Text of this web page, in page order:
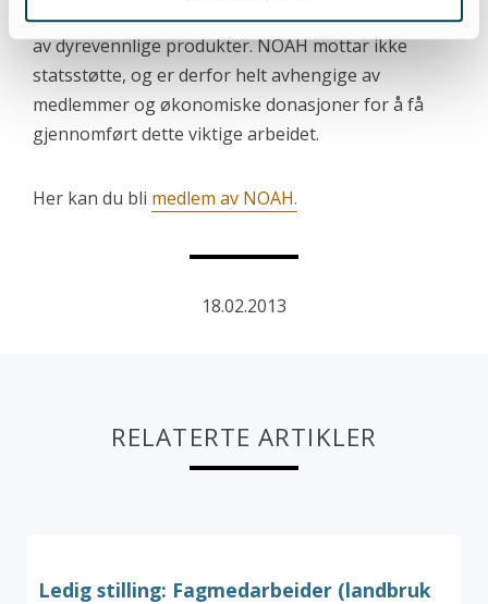
annet å spre informasjon om og fremme økt tilbud
av dyrevennlige produkter. NOAH mottar ikke
statsstøtte, og er derfor helt avhengige av
medlemmer og økonomiske donasjoner for å få
gjennomført dette viktige arbeidet.
Her kan du bli medlem av NOAH.
18.02.2013
RELATERTE ARTIKLER
Ledig stilling: Fagmedarbeider (landbruk